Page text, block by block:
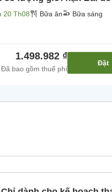
20 Th08 Bữa ăn Bữa sáng
1.498.982 ₫
Đã bao gồm thuế phí
Đặt